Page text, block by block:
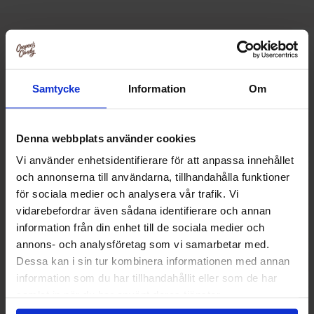
Samtycke Information Om
Denna webbplats använder cookies
Vi använder enhetsidentifierare för att anpassa innehållet
och annonserna till användarna, tillhandahålla funktioner
för sociala medier och analysera vår trafik. Vi
vidarebefordrar även sådana identifierare och annan
information från din enhet till de sociala medier och
annons- och analysföretag som vi samarbetar med.
Dessa kan i sin tur kombinera informationen med annan
information som du har tillhandahållit eller som de har
Relaterte produkter
Spuds Craft Cooked Chips Sea Salt 145g
Spuds Craft